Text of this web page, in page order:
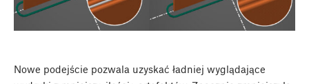
Nowe podejście pozwala uzyskać ładniej wyglądające